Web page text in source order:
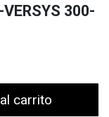
300-
carrito